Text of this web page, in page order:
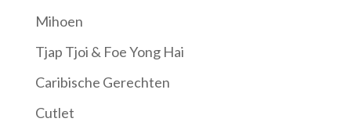
Mihoen
Tjap Tjoi & Foe Yong Hai
Caribische Gerechten
Cutlet